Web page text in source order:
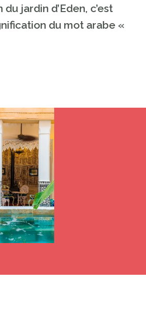
jardin d’Eden, c’est
du mot arabe «